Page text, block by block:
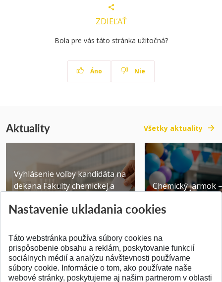
ZDIEĽAŤ
Bola pre vás táto stránka užitočná?
Áno Nie
Aktuality Všetky aktuality
Vyhlásenie voľby kandidáta na
dekana Fakulty chemickej a
Publikované 31.07.2026
Chemický jarmok –
Publikované
Nastavenie ukladania cookies
Táto webstránka používa súbory cookies na
prispôsobenie obsahu a reklám, poskytovanie funkcií
sociálnych médií a analýzu návštevnosti používame
súbory cookie. Informácie o tom, ako používate naše
webové stránky, poskytujeme aj našim partnerom v oblasti